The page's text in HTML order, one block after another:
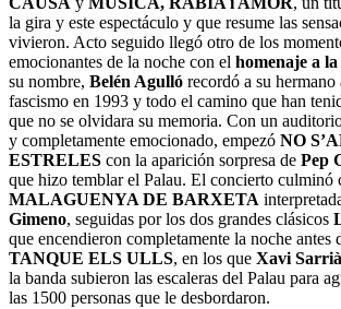
la gira y este espectáculo y que resume las
vivieron. Acto seguido llegó otro de los
emocionantes de la noche con el homenaje a
su nombre, Belén Agulló recordó a su hermano
fascismo en 1993 y todo el camino que han
que no se olvidara su memoria. Con un
y completamente emocionado, empezó NO
ESTRELES con la aparición sorpresa de Pep
que hizo temblar el Palau. El concierto culminó
MALAGUENYA DE BARXETA
Gimeno, seguidas por los dos grandes clásicos
que encendieron completamente la noche antes
TANQUE ELS ULLS, en los que Xavi Sarrià
la banda subieron las escaleras del Palau para
las 1500 personas que le desbordaron.